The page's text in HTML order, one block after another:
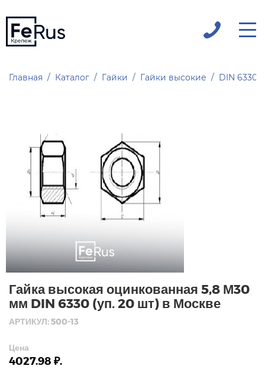
Главная Каталог Гайки Гайки высокие DIN 6330
Гайка высокая оцинкованная 5,8 М30
мм DIN 6330 (уп. 20 шт) в Москве
АРТИКУЛ: 500-13
Цена
4027.98 ₽.